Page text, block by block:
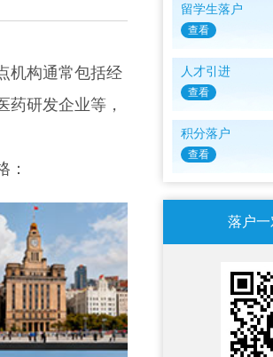
机构通常包括经
研发企业等，
：
留学生落户
查看
人才引进
查看
积分落户
查看
落户一